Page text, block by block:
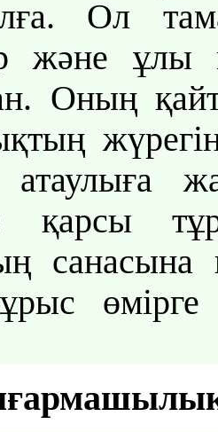
Ол
және ұлы
Оның
қарсы
өмірге